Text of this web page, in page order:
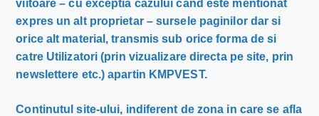
viitoare – cu exceptia cazului cand este mentionat
expres un alt proprietar – sursele paginilor dar si
orice alt material, transmis sub orice forma de si
catre Utilizatori (prin vizualizare directa pe site, prin
newslettere etc.) apartin KMPVEST.
Continutul site-ului, indiferent de zona in care se afla